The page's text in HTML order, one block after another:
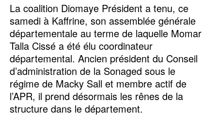
La coalition Diomaye Président a tenu, ce
samedi à Kaffrine, son assemblée générale
départementale au terme de laquelle Momar
Talla Cissé a été élu coordinateur
départemental. Ancien président du Conseil
d’administration de la Sonaged sous le
régime de Macky Sall et membre actif de
l’APR, il prend désormais les rênes de la
structure dans le département.